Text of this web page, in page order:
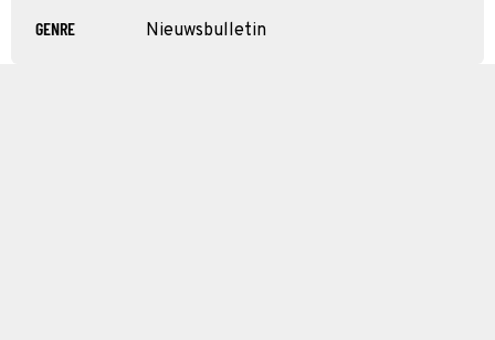
GENRE Nieuwsbulletin